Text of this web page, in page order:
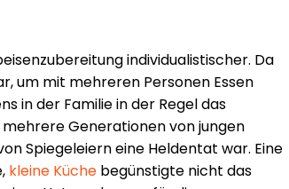
individualistischer. Da
um mit mehreren Personen Essen
in der Familie in der Regel das
Generationen von jungen
Spiegeleiern eine Heldentat war. Eine
kleine Küchebegünstigte nicht das